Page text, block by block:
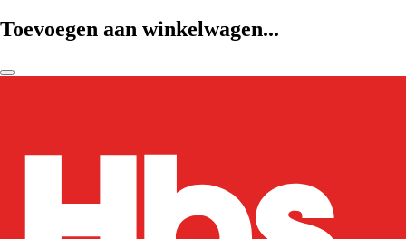
Toevoegen aan winkelwagen...